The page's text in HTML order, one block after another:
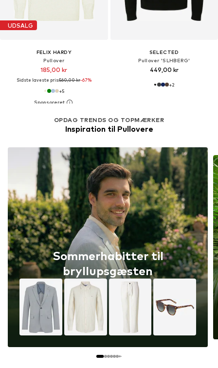
UDSALG
FELIX HARDY
Pullover
185,00 kr
Sidste laveste pris:560,00 kr-67%
+5
SELECTED
Pullover 'SLHBERG'
449,00 kr
+2
OPDAG TRENDS OG TOPMÆRKER
Inspiration til Pullovere
Graphic Tees Only